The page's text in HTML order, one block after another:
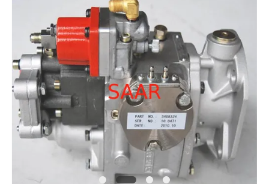
PRIVACY
POLICY